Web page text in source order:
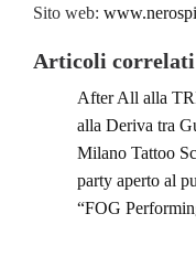
Sito web:
Articoli correlati
After All alla
alla Deriva tra
Milano Tattoo
party aperto al
“FOG